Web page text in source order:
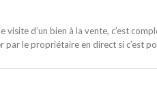
visite d’un bien à la vente, c’est
par le propriétaire en direct si c’est